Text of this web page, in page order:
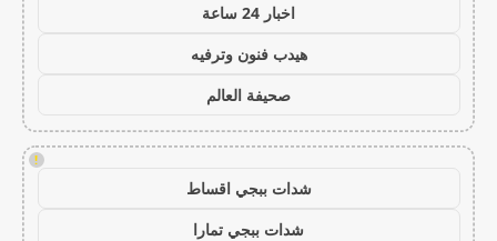
اخبار 24 ساعة
هيدب فنون وترفيه
صحيفة العالم
!
شدات ببجي اقساط
شدات ببجي تمارا